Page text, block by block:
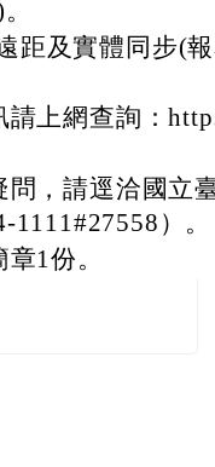
距及實體同步(
請上網查詢：
問，請逕洽國立
1111#27558）。
1份。